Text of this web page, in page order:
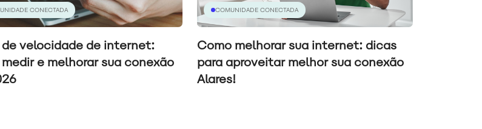
CONECTADA
de velocidade de internet:
e melhorar sua conexão
COMUNIDADE CONECTADA
Como melhorar sua internet: dicas
para aproveitar melhor sua conexão
Alares!